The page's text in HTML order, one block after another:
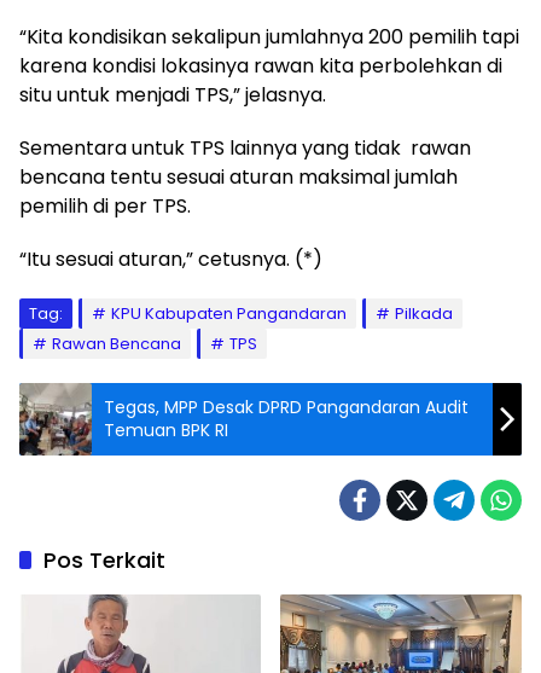
“Kita kondisikan sekalipun jumlahnya 200 pemilih tapi
karena kondisi lokasinya rawan kita perbolehkan di
situ untuk menjadi TPS,” jelasnya.
Sementara untuk TPS lainnya yang tidak rawan
bencana tentu sesuai aturan maksimal jumlah
pemilih di per TPS.
“Itu sesuai aturan,” cetusnya. (*)
Tag: KPU Kabupaten Pangandaran
Pilkada
Rawan Bencana
TPS
Tegas, MPP Desak DPRD Pangandaran Audit
Temuan BPK RI
Pos Terkait